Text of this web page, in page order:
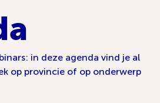
in deze agenda vind je al
op provincie of op onderwerp